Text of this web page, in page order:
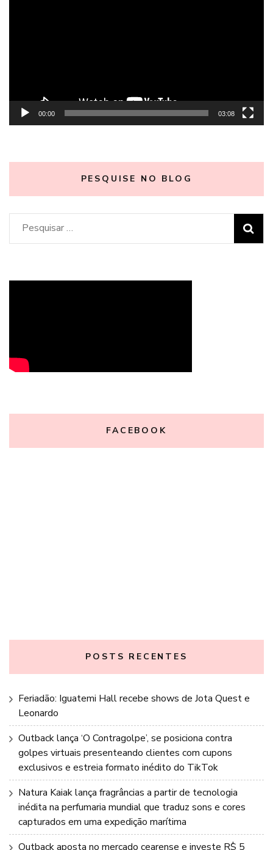
00:00 03:08
PESQUISE NO BLOG
Pesquisar
por:
FACEBOOK
POSTS RECENTES
Feriadão: Iguatemi Hall recebe shows de Jota Quest e
Leonardo
Outback lança ‘O Contragolpe’, se posiciona contra
golpes virtuais presenteando clientes com cupons
exclusivos e estreia formato inédito do TikTok
Natura Kaiak lança fragrâncias a partir de tecnologia
inédita na perfumaria mundial que traduz sons e cores
capturados em uma expedição marítima
Outback aposta no mercado cearense e investe R$ 5